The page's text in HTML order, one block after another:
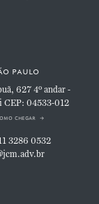
paulo
6274º andar -
CEP: 04533-012
chegar
3286 0532